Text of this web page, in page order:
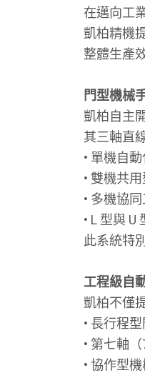
在邁向工
凱柏精機
整體生產
門型機械
凱柏自主
其三軸直
• 單機自動
• 雙機共
• 多機協
• L 型與 U
此系統特
工程級自
凱柏不僅
• 長行程
• 第七軸
• 協作型